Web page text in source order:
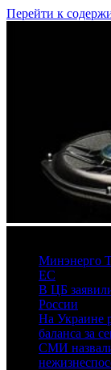
Перейти к
Минэнерго
ЕС
В ЦБ
России
На Украине
баланса за
СМИ